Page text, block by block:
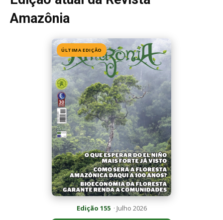
Amazônia
ÚLTIMA EDIÇÃO
Edição 155· Julho 2026